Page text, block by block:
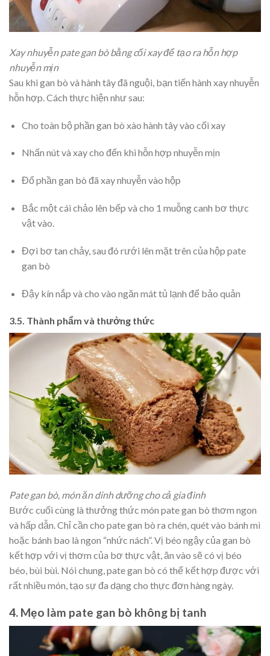
Xay nhuyễn pate gan bò bằng cối xay để tạo ra hỗn hợp
nhuyễn mịn
Sau khi gan bò và hành tây đã nguội, bạn tiến hành xay nhuyễn
hỗn hợp. Cách thực hiện như sau:
Cho toàn bộ phần gan bò xào hành tây vào cối xay
Nhấn nút và xay cho đến khi hỗn hợp nhuyễn mịn
Đổ phần gan bò đã xay nhuyễn vào hộp
Bắc một cái chảo lên bếp và cho 1 muỗng canh bơ thực
vật vào.
Đợi bơ tan chảy, sau đó rưới lên mặt trên của hộp pate
gan bò
Đậy kín nắp và cho vào ngăn mát tủ lạnh để bảo quản
3.5. Thành phẩm và thưởng thức
Pate gan bò, món ăn dinh dưỡng cho cả gia đình
Bước cuối cùng là thưởng thức món pate gan bò thơm ngon
và hấp dẫn. Chỉ cần cho pate gan bò ra chén, quét vào bánh mì
hoặc bánh bao là ngon “nhức nách”. Vị béo ngậy của gan bò
kết hợp với vị thơm của bơ thực vật, ăn vào sẽ có vị béo
béo, bùi bùi. Nói chung, pate gan bò có thể kết hợp được với
rất nhiều món, tạo sự đa dạng cho thực đơn hàng ngày.
4. Mẹo làm pate gan bò không bị tanh